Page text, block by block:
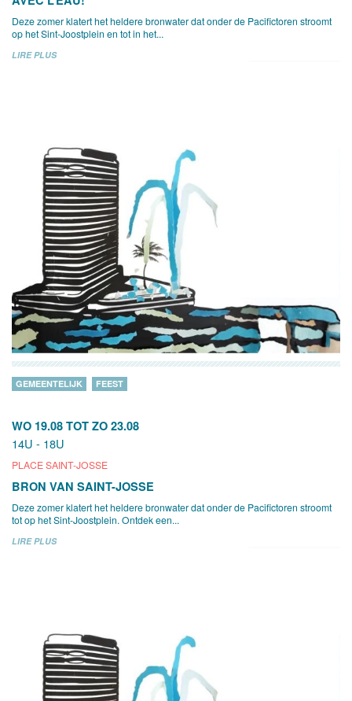
Deze zomer klatert het heldere bronwater dat onder de Pacifictoren stroomt
op het Sint-Joostplein en tot in het...
LIRE PLUS
WO 19.08 TOT ZO 23.08
14U - 18U
PLACE SAINT-JOSSE
GEMEENTELIJK FEEST
BRON VAN SAINT-JOSSE
Deze zomer klatert het heldere bronwater dat onder de Pacifictoren stroomt
tot op het Sint-Joostplein. Ontdek een...
LIRE PLUS